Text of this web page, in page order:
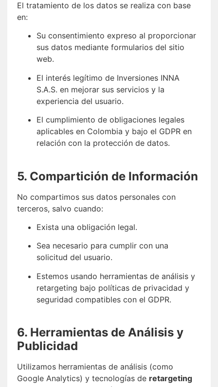
El tratamiento de los datos se realiza con base
en:
Su consentimiento expreso al proporcionar
sus datos mediante formularios del sitio
web.
El interés legítimo de Inversiones INNA
S.A.S. en mejorar sus servicios y la
experiencia del usuario.
El cumplimiento de obligaciones legales
aplicables en Colombia y bajo el GDPR en
relación con la protección de datos.
5. Compartición de Información
No compartimos sus datos personales con
terceros, salvo cuando:
Exista una obligación legal.
Sea necesario para cumplir con una
solicitud del usuario.
Estemos usando herramientas de análisis y
retargeting bajo políticas de privacidad y
seguridad compatibles con el GDPR.
6. Herramientas de Análisis y
Publicidad
Utilizamos herramientas de análisis (como
Google Analytics) y tecnologías de retargeting